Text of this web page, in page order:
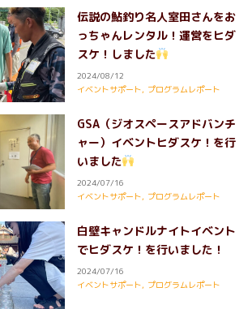
伝説の鮎釣り名人室田さんをお
っちゃんレンタル！運営をヒダ
スケ！しました
2024/08/12
イベントサポート, プログラムレポート
GSA（ジオスペースアドバンチ
ャー）イベントヒダスケ！を行
いました
2024/07/16
イベントサポート, プログラムレポート
白壁キャンドルナイトイベント
でヒダスケ！を行いました！
2024/07/16
イベントサポート, プログラムレポート